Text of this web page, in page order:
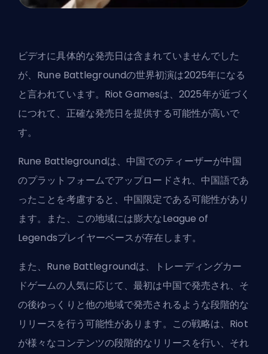
ビデオに具体的な発売日は含まれていませんでした
が、Rune Battlegroundの世界初演は2025年になる
と言われています。Riot Gamesは、2025年が近づく
につれて、正確な発売日を提供する可能性が高いで
す。
Rune Battlegroundは、中国でのティーザーが中国
のプラットフォームでアップロードされ、中国語であ
ったことを考慮すると、中国限定である可能性があり
ます。また、この地域には膨大なLeague of
Legendsプレイヤーベースが存在します。
また、Rune Battlegroundは、トレーディングカー
ドゲームの人気に応じて、最初は中国で発売され、そ
の後ゆっくりと他の地域で発売されるような段階的な
リリースを行う可能性があります。この戦略は、Riot
が様々なコンテンツの段階的なリリースを行い、それ